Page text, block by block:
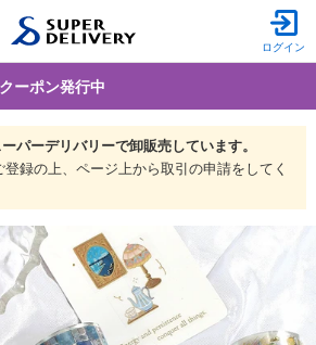
ログイン
ーポン発行中
パーデリバリーで卸販売しています。
録の上、ページ上から取引の申請をしてく